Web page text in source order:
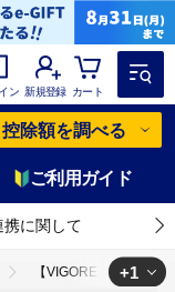
ン 新規登録 カート
控除額を調べる
ご利用ガイド
携に関して
【VIGORE】ラグ付
+1